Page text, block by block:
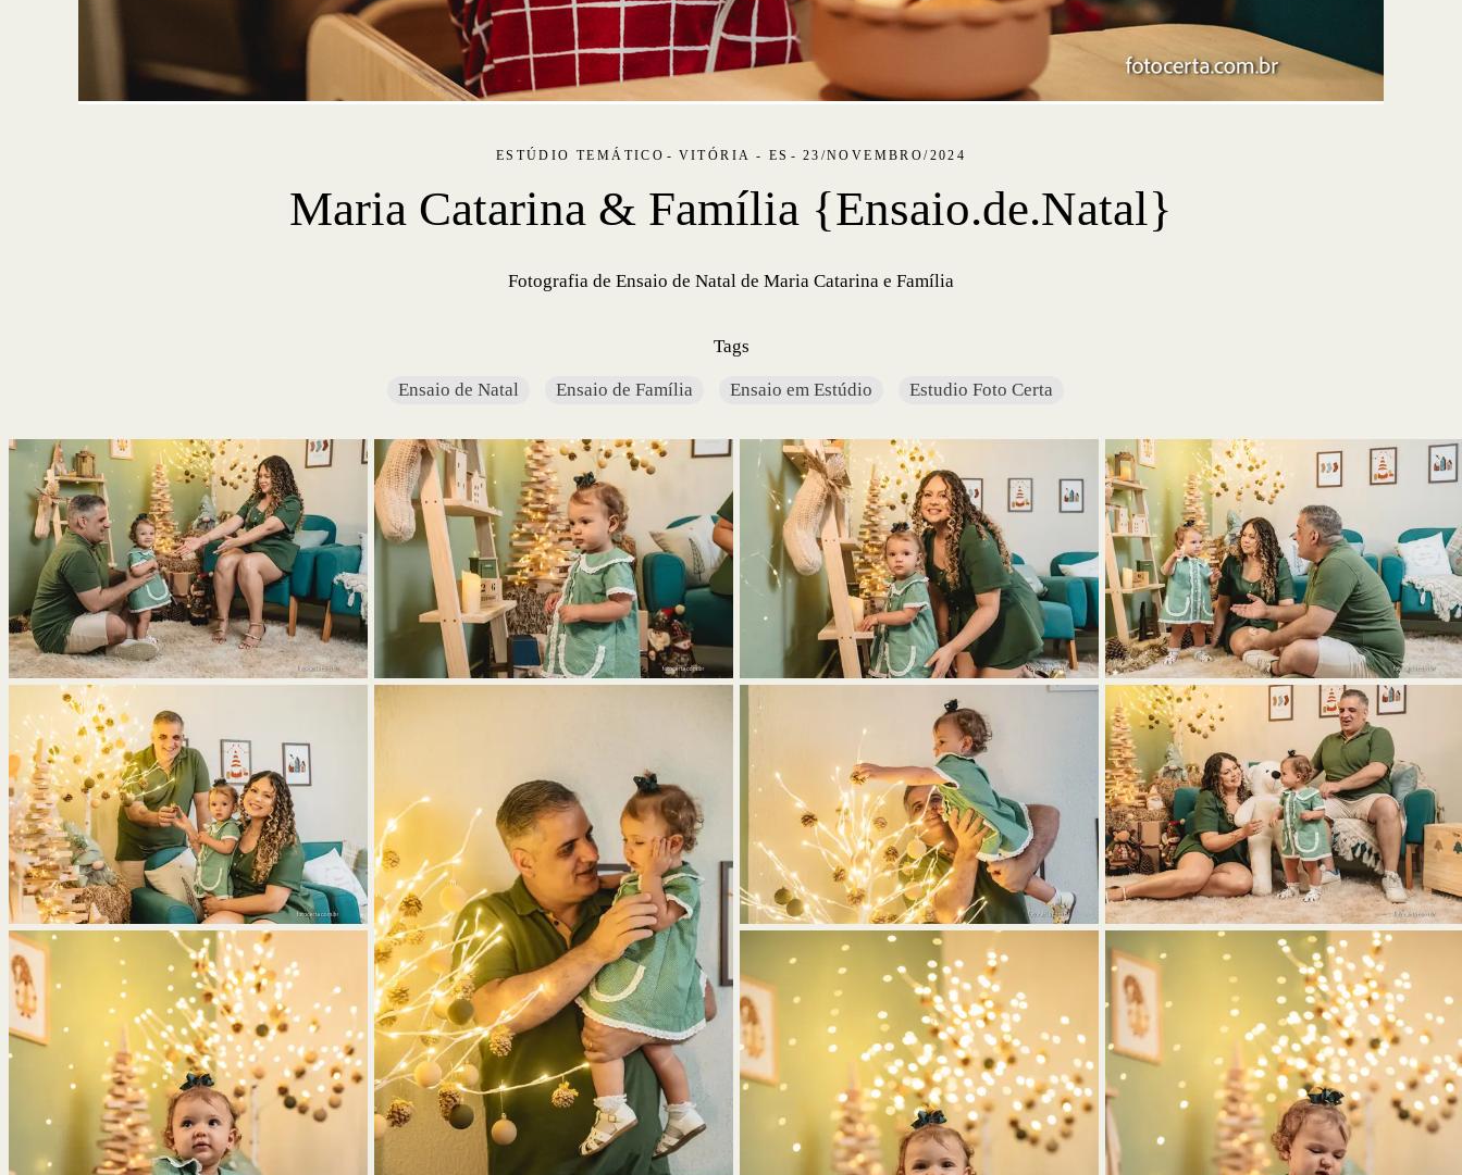
ESTÚDIO TEMÁTICO VITÓRIA - ES 23/NOVEMBRO/2024
Maria Catarina & Família {Ensaio.de.Natal}
Fotografia de Ensaio de Natal de Maria Catarina e Família
Tags
Ensaio de Natal Ensaio de Família Ensaio em Estúdio Estudio Foto Certa